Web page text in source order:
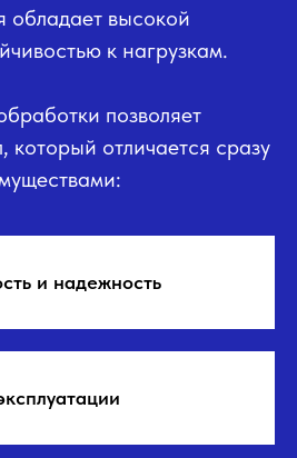
обладает высокой
к нагрузкам.
позволяет
который отличается сразу
и надежность